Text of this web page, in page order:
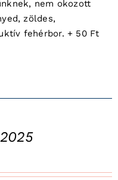
nem okozott
zöldes,
fehérbor. + 50 Ft